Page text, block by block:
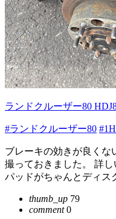
ランドクルーザー80
#ランドクルーザー80
ブレーキの効きが良くな
撮っておきました。 詳し
パッドがちゃんとディス
thumb_up 79
comment0